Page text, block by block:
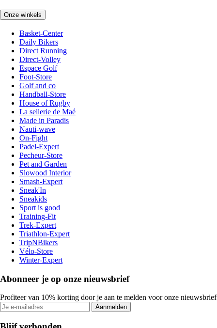
Onze winkels
Basket-Center
Daily Bikers
Direct Running
Direct-Volley
Espace Golf
Foot-Store
Golf and co
Handball-Store
House of Rugby
La sellerie de Maé
Made in Paradis
Nauti-wave
On-Fight
Padel-Expert
Pecheur-Store
Pet and Garden
Slowood Interior
Smash-Expert
Sneak'In
Sneakids
Sport is good
Training-Fit
Trek-Expert
Triathlon-Expert
TripNBikers
Vélo-Store
Winter-Expert
Abonneer je op onze nieuwsbrief
Profiteer van 10% korting door je aan te melden voor onze nieuwsbrief
Aanmelden